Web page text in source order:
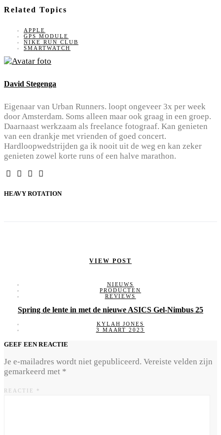
Related Topics
APPLE
GPS MODULE
NIKE RUN CLUB
SMARTWATCH
David Stegenga
Eigenaar van Urban Runners. loopt ongeveer 3x per week
door Amsterdam. Soms alleen maar ook graag in een groep.
Daarnaast werkzaam als freelance fotograaf. Kan genieten
van een drankje met vrienden of goed concert.
Hardloopwedstrijden ga ik nooit uit de weg en kan zeker
genieten zowel korte runs of een halve marathon.
HEAVY ROTATION
VIEW POST
NIEUWS
PRODUCTEN
REVIEWS
Spring de lente in met de nieuwe ASICS Gel-Nimbus 25
KYLAH JONES
3 MAART 2023
GEEF EEN REACTIE
Je e-mailadres wordt niet gepubliceerd. Vereiste velden zijn
gemarkeerd met *
REACTIE *